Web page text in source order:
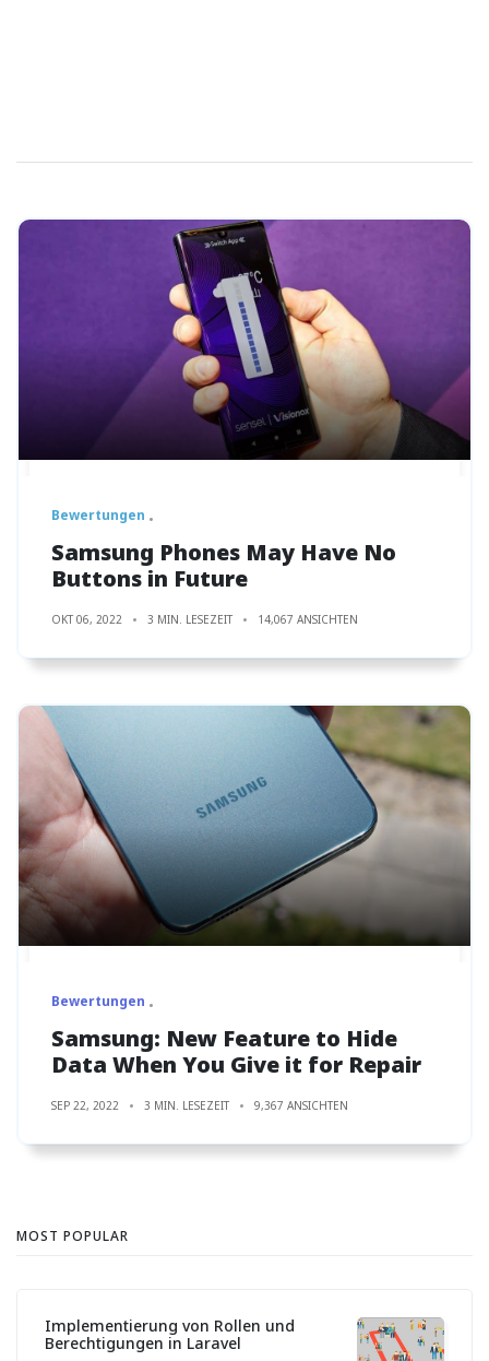
Bewertungen
Samsung Phones May Have No
Buttons in Future
OKT 06, 2022 3 MIN. LESEZEIT 14,067 ANSICHTEN
Bewertungen
Samsung: New Feature to Hide
Data When You Give it for Repair
SEP 22, 2022 3 MIN. LESEZEIT 9,367 ANSICHTEN
MOST POPULAR
Implementierung von Rollen und
Berechtigungen in Laravel